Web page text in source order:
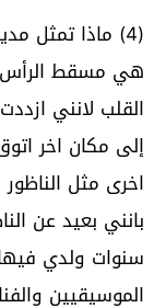
(4) ماذا تمثل
هي مسقط الرأس
القلب لانني
إلى مكان اخر
اخرى مثل
بانني بعيد عن
سنوات ولدي
الموسيقيين